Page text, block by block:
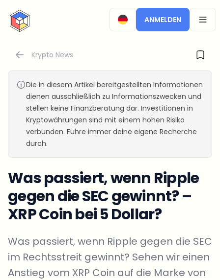
CryptoTicker
ANMELDEN
Krypto News
Die in diesem Artikel bereitgestellten Informationen
dienen ausschließlich zu Informationszwecken und
stellen keine Finanzberatung dar. Investitionen in
Kryptowährungen sind mit einem hohen Risiko
verbunden. Führe immer deine eigene Recherche
durch.
Was passiert, wenn Ripple
gegen die SEC gewinnt? –
XRP Coin bei 5 Dollar?
Was passiert, wenn Ripple gegen die SEC
im Rechtsstreit gewinnt? Sehen wir einen
Anstieg vom XRP Coin auf die Marke von